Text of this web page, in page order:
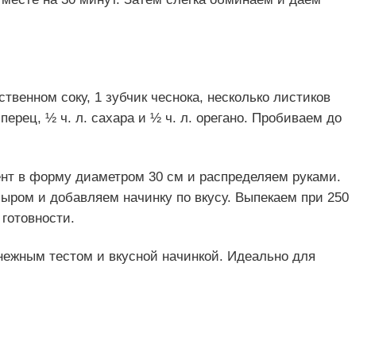
соку, 1 зубчик чеснока, несколько листиков
½ ч. л. сахара и ½ ч. л. орегано. Пробиваем до
в форму диаметром 30 см и распределяем руками.
и добавляем начинку по вкусу. Выпекаем при 250
тестом и вкусной начинкой. Идеально для